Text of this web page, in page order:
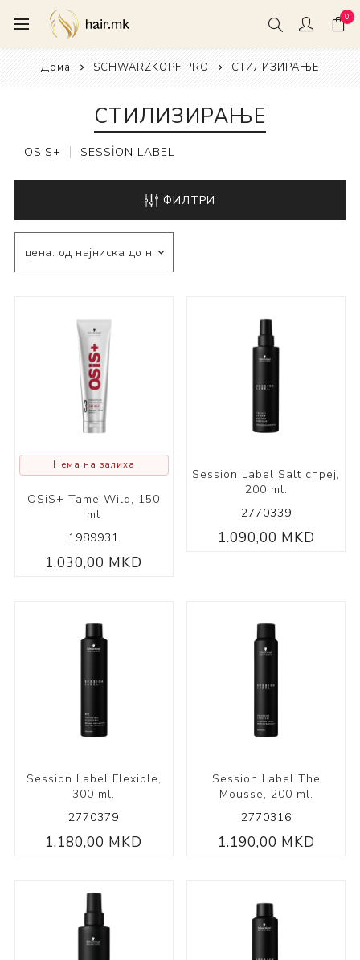
0
Дома SCHWARZKOPF PRO СТИЛИЗИРАЊЕ
СТИЛИЗИРАЊЕ
OSIS+ SESSİON LABEL
ФИЛТРИ
Нема на залиха
OSiS+ Tame Wild, 150
ml
1989931
1.030,00 MKD
Session Label Salt спреј,
200 ml.
2770339
1.090,00 MKD
Session Label Flexible,
300 ml.
2770379
1.180,00 MKD
Session Label The
Mousse, 200 ml.
2770316
1.190,00 MKD